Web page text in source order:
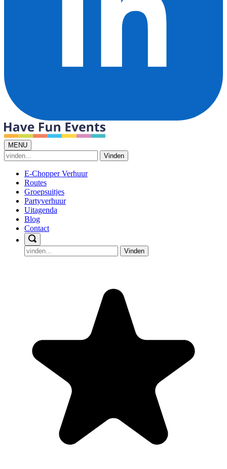
MENU
Vinden
E-Chopper Verhuur
Routes
Groepsuitjes
Partyverhuur
Uitagenda
Blog
Contact
Vinden